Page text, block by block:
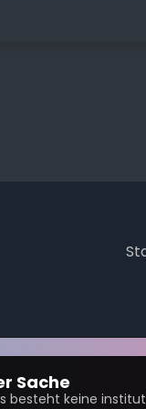
Sache
besteht keine